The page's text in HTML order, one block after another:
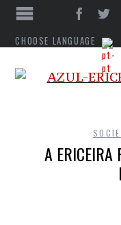
CHOOSE LANGUAGE
A ERICEIRA